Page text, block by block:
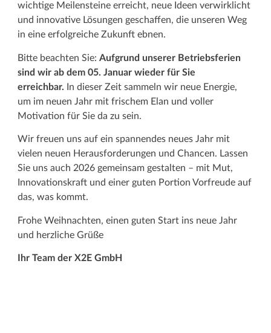
wichtige Meilensteine erreicht, neue Ideen verwirklicht
und innovative Lösungen geschaffen, die unseren Weg
in eine erfolgreiche Zukunft ebnen.
Bitte beachten Sie: Aufgrund unserer Betriebsferien
sind wir ab dem 05. Januar wieder für Sie
erreichbar.
In dieser Zeit sammeln wir neue Energie,
um im neuen Jahr mit frischem Elan und voller
Motivation für Sie da zu sein.
Wir freuen uns auf ein spannendes neues Jahr mit
vielen neuen Herausforderungen und Chancen. Lassen
Sie uns auch 2026 gemeinsam gestalten – mit Mut,
Innovationskraft und einer guten Portion Vorfreude auf
das, was kommt.
Frohe Weihnachten, einen guten Start ins neue Jahr
und herzliche Grüße
Ihr Team der X2E GmbH